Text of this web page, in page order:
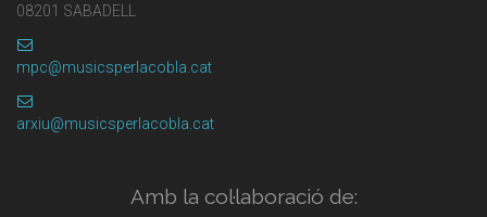
08201 SABADELL
mpc@musicsperlacobla.cat
arxiu@musicsperlacobla.cat
Amb la col·laboració de: